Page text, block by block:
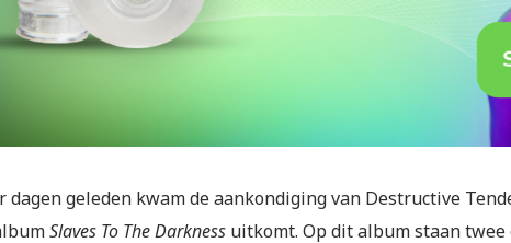
dagen geleden kwam de aankondiging van Destructive
Slaves To The Darknessuitkomt. Op dit album staan